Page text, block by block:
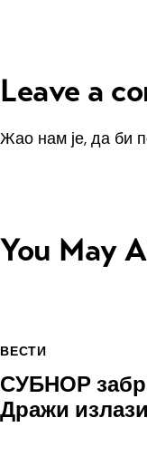
Leave a
Жао нам је, да би
You May
ВЕСТИ
СУБНОР
Дражи